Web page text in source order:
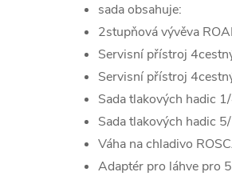
sada obsahuje:
2stupňová vývěva
Servisní přístroj
Servisní přístroj
Sada tlakových hadic
Sada tlakových hadic
Váha na chladivo
Adaptér pro láhve pro